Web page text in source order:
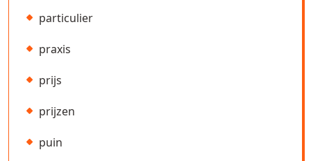
particulier
praxis
prijs
prijzen
puin